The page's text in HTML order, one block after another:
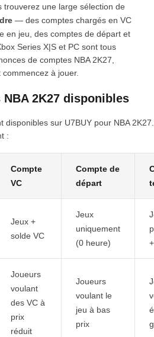
trouverez une large sélection de
— des comptes chargés en VC
en jeu, des comptes de départ et
Series X|S et PC sont tous
de comptes NBA 2K27,
à jouer.
2K27 disponibles
disponibles sur U7BUY pour NBA
:
Compte
VC
Compte de
départ
Jeux +
solde VC
Jeux
uniquement
(0 heure)
Joueurs
voulant
des VC à
prix
réduit
Joueurs
voulant le
jeu à bas
prix